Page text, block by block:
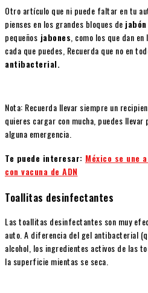
Otro artículo que ni puede faltar en tu
pienses en los grandes bloques de jabón
pequeños jabones , como los que dan
cada que puedes, Recuerda que no en
antibacterial.
Nota: Recuerda llevar siempre un
quieres cargar con mucha, puedes
alguna emergencia.
Te puede interesar: México se une
con vacuna de ADN
Toallitas desinfectantes
Las toallitas desinfectantes son muy
auto. A diferencia del gel antibacterial
alcohol, los ingredientes activos de las
la superficie mientas se seca.